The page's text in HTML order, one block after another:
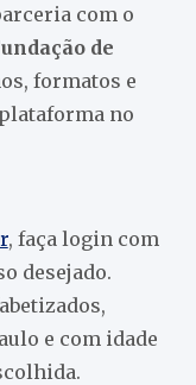
com o
de
formatos e
no
, faça login com
desejado.
e com idade